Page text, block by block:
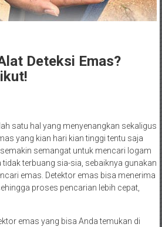
Deteksi Emas?
satu hal yang menyenangkan sekaligus
yang kian hari kian tinggi tentu saja
semangat untuk mencari logam
terbuang sia-sia, sebaiknya gunakan
emas. Detektor emas bisa menerima
proses pencarian lebih cepat,
emas yang bisa Anda temukan di